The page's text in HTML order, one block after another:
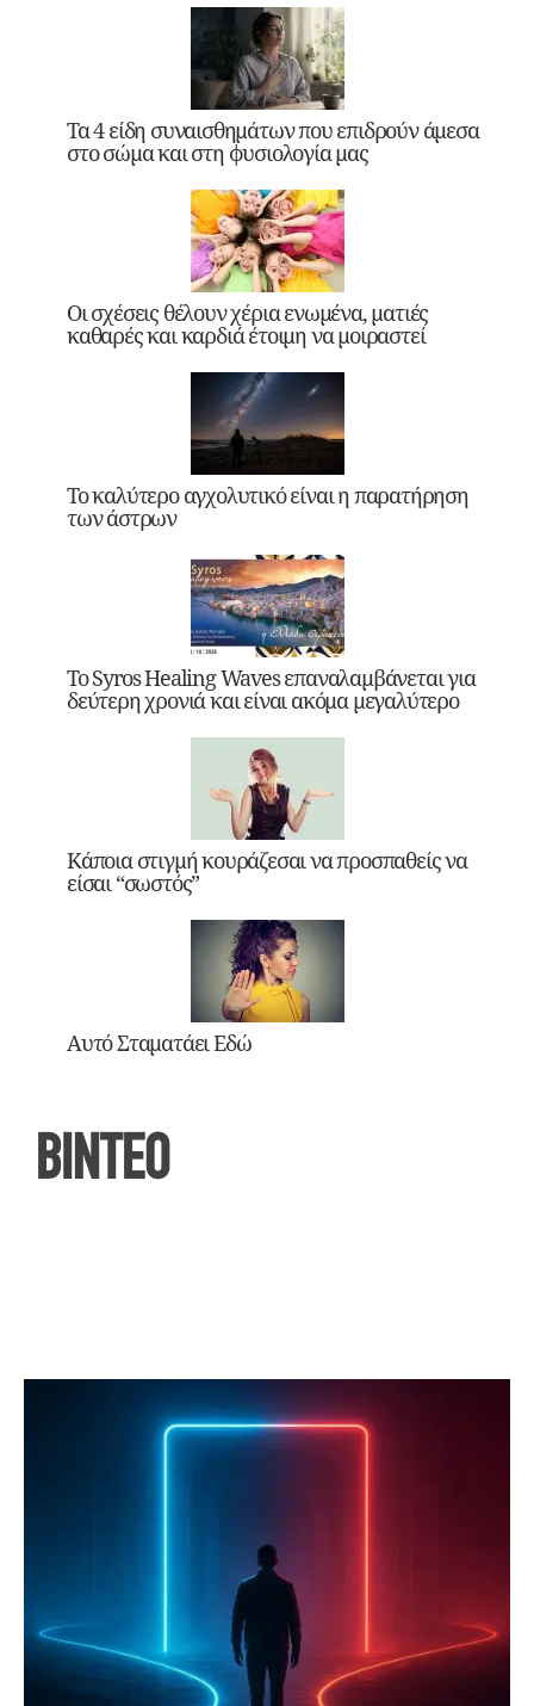
Τα 4 είδη συναισθημάτων που επιδρούν άμεσα
στο σώμα και στη φυσιολογία μας
Οι σχέσεις θέλουν χέρια ενωμένα, ματιές
καθαρές και καρδιά έτοιμη να μοιραστεί
Το καλύτερο αγχολυτικό είναι η παρατήρηση
των άστρων
Το Syros Healing Waves επαναλαμβάνεται για
δεύτερη χρονιά και είναι ακόμα μεγαλύτερο
Κάποια στιγμή κουράζεσαι να προσπαθείς να
είσαι “σωστός”
Αυτό Σταματάει Εδώ
ΒΙΝΤΕΟ